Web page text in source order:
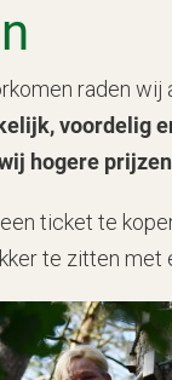
raden wij
voordelig
hogere
ticket te
te zitten met